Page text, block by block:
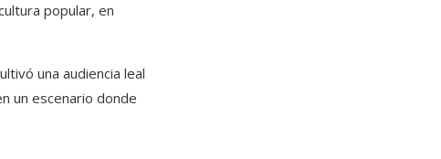
popular, en
una audiencia leal
un escenario donde